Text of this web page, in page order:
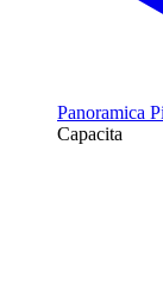
Panoramica
Capacita